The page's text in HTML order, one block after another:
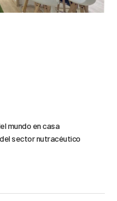
mundo en casa
sector nutracéutico